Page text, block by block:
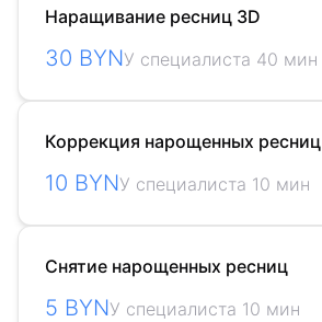
Наращивание ресниц 3D
30 BYNУ специалиста 40 мин
Коррекция нарощенных ресниц
10 BYNУ специалиста 10 мин
Снятие нарощенных ресниц
5 BYNУ специалиста 10 мин